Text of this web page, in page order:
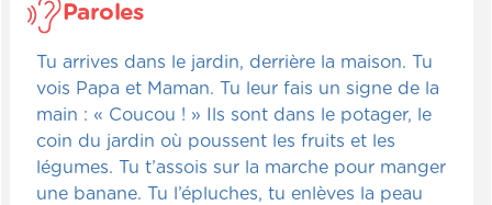
Paroles
Tu arrives dans le jardin, derrière la maison. Tu
vois Papa et Maman. Tu leur fais un signe de la
main : « Coucou ! » Ils sont dans le potager, le
coin du jardin où poussent les fruits et les
légumes. Tu t’assois sur la marche pour manger
une banane. Tu l’épluches, tu enlèves la peau